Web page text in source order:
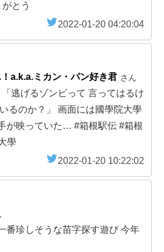
とう
2022-01-20 04:20:04
a.k.a.ミカン・パン好き君 さん
「逃げるゾンビって 言ってはるけ
るのか？」 画面には國學院大學
が映っていた… #箱根駅伝 #箱根
學
2022-01-20 10:22:02
番珍しそうな苗字探す遊び 今年